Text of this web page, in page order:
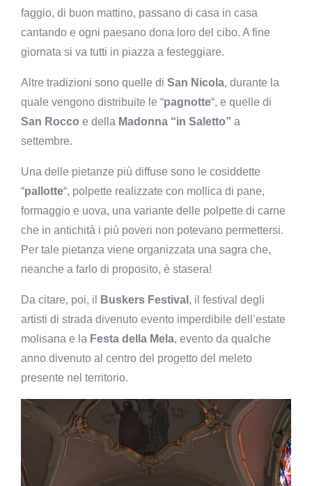
faggio, di buon mattino, passano di casa in casa
cantando e ogni paesano dona loro del cibo. A fine
giornata si va tutti in piazza a festeggiare.
Altre tradizioni sono quelle di San Nicola, durante la
quale vengono distribuite le “pagnotte“, e quelle di
San Rocco e della Madonna “in Saletto” a
settembre.
Una delle pietanze più diffuse sono le cosiddette
“pallotte“, polpette realizzate con mollica di pane,
formaggio e uova, una variante delle polpette di carne
che in antichità i più poveri non potevano permettersi.
Per tale pietanza viene organizzata una sagra che,
neanche a farlo di proposito, è stasera!
Da citare, poi, il Buskers Festival , il festival degli
artisti di strada divenuto evento imperdibile dell’estate
molisana e la Festa della Mela, evento da qualche
anno divenuto al centro del progetto del meleto
presente nel territorio.